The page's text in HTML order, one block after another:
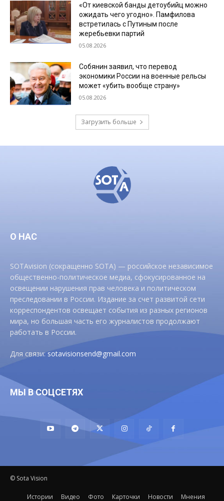
«От киевской банды детоубийц можно
ожидать чего угодно». Памфилова
встретилась с Путиным после
жеребьевки партий
05.08.2026
Собянин заявил, что перевод
экономики России на военные рельсы
может «убить вообще страну»
05.08.2026
Загрузить больше
О НАС
SOTAvision (сокращенно SOTA) — российское независимое
общественно-политическое медиа, сфокусированное на
освещении нарушения прав человека и политическом
преследовании в России. Издание за счет развитой сети
корреспондентов освещает события из разных регионов
мира, но большая часть его журналистов продолжают
работать в России.
Для связи:sotavisionsend@gmail.com
МЫ В СОЦСЕТЯХ
© Sota Vision
Истории Видео Фото Карточки Новости Мнения